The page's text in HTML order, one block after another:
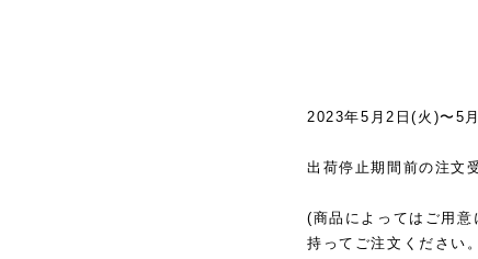
2023年5月2日(火)〜5
出荷停止期間前の注文
(商品によってはご用
持ってご注文ください